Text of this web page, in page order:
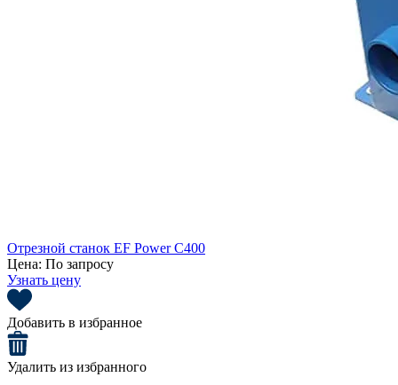
Отрезной станок EF Power C400
Цена: По запросу
Узнать цену
Добавить в избранное
Удалить из избранного